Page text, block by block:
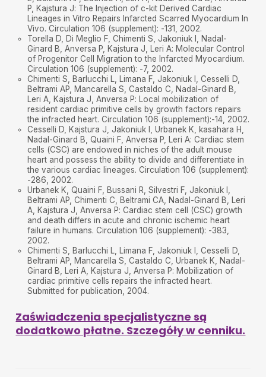
P, Kajstura J: The Injection of c-kit Derived Cardiac
Lineages in Vitro Repairs Infarcted Scarred Myocardium In
Vivo. Circulation 106 (supplement): -131, 2002.
Torella D, Di Meglio F, Chimenti S, Jakoniuk I, Nadal-
Ginard B, Anversa P, Kajstura J, Leri A: Molecular Control
of Progenitor Cell Migration to the Infarcted Myocardium.
Circulation 106 (supplement): -7, 2002.
Chimenti S, Barlucchi L, Limana F, Jakoniuk I, Cesselli D,
Beltrami AP, Mancarella S, Castaldo C, Nadal-Ginard B,
Leri A, Kajstura J, Anversa P: Local mobilization of
resident cardiac primitive cells by growth factors repairs
the infracted heart. Circulation 106 (supplement):-14, 2002.
Cesselli D, Kajstura J, Jakoniuk I, Urbanek K, kasahara H,
Nadal-Ginard B, Quaini F, Anversa P, Leri A: Cardiac stem
cells (CSC) are endowed in niches of the adult mouse
heart and possess the ability to divide and differentiate in
the various cardiac lineages. Circulation 106 (supplement):
-286, 2002.
Urbanek K, Quaini F, Bussani R, Silvestri F, Jakoniuk I,
Beltrami AP, Chimenti C, Beltrami CA, Nadal-Ginard B, Leri
A, Kajstura J, Anversa P: Cardiac stem cell (CSC) growth
and death differs in acute and chronic ischemic heart
failure in humans. Circulation 106 (supplement): -383,
2002.
Chimenti S, Barlucchi L, Limana F, Jakoniuk I, Cesselli D,
Beltrami AP, Mancarella S, Castaldo C, Urbanek K, Nadal-
Ginard B, Leri A, Kajstura J, Anversa P: Mobilization of
cardiac primitive cells repairs the infracted heart.
Submitted for publication, 2004.
Zaświadczenia specjalistyczne są
dodatkowo płatne. Szczegóły w cenniku.